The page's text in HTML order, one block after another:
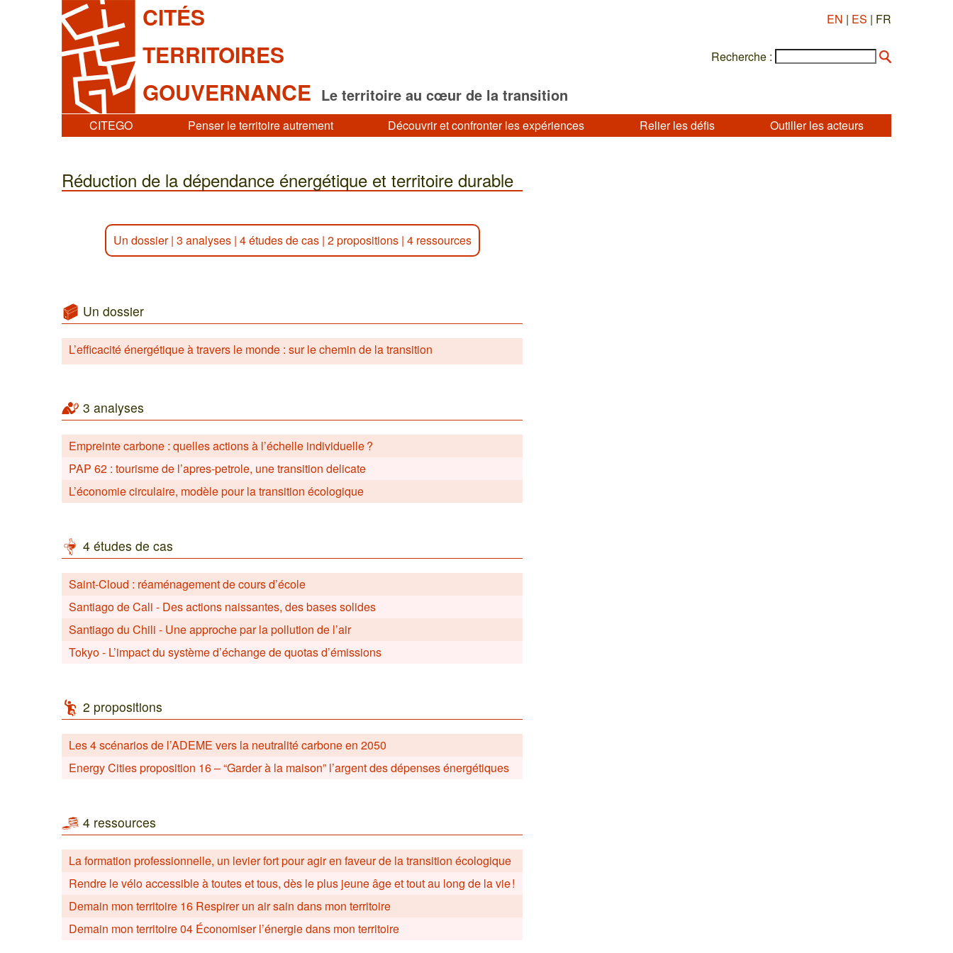
CITÉS
TERRITOIRES
GOUVERNANCE Le territoire au cœur de la transition
EN | ES | FR
Recherche :
CITEGO Penser le territoire autrement Découvrir et confronter les expériences Relier les défis Outiller les acteurs
Réduction de la dépendance énergétique et territoire durable
Un dossier| 3 analyses| 4 études de cas| 2 propositions| 4 ressources
Un dossier
L’efficacité énergétique à travers le monde : sur le chemin de la transition
3 analyses
Empreinte carbone : quelles actions à l’échelle individuelle ?
PAP 62 : tourisme de l’apres-petrole, une transition delicate
L’économie circulaire, modèle pour la transition écologique
4 études de cas
Saint-Cloud : réaménagement de cours d’école
Santiago de Cali - Des actions naissantes, des bases solides
Santiago du Chili - Une approche par la pollution de l’air
Tokyo - L’impact du système d’échange de quotas d’émissions
2 propositions
Les 4 scénarios de l’ADEME vers la neutralité carbone en 2050
Energy Cities proposition 16 – “Garder à la maison” l’argent des dépenses énergétiques
4 ressources
La formation professionnelle, un levier fort pour agir en faveur de la transition écologique
Rendre le vélo accessible à toutes et tous, dès le plus jeune âge et tout au long de la vie !
Demain mon territoire 16 Respirer un air sain dans mon territoire
Demain mon territoire 04 Économiser l’énergie dans mon territoire